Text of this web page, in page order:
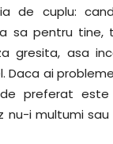
de cuplu:
sa pentru tine,
gresita, asa
Daca ai
preferat
nu-i multumi sau